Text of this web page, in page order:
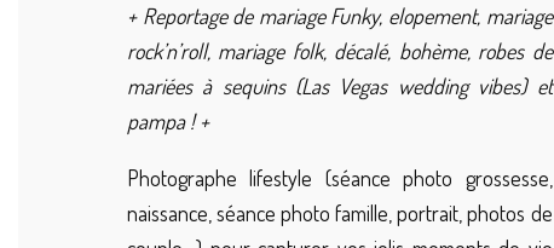
+ Reportage de mariage Funky, elopement, mariage
rock’n’roll, mariage folk, décalé, bohème, robes de
mariées à sequins (Las Vegas wedding vibes) et
pampa ! +
Photographe lifestyle (séance photo grossesse,
naissance, séance photo famille, portrait, photos de